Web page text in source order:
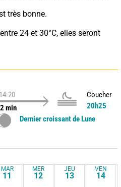
très bonne.
24 et 30°C, elles seront
14:20
min
Coucher
20h25
Dernier croissant de Lune
MAR
11
MER
12
JEU
13
VEN
14